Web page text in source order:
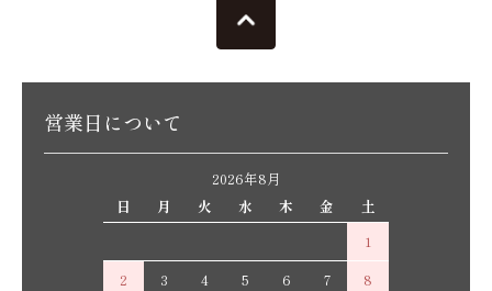
営業日について
2026年8月
日
月 火 水 木 金
土
1
2
3 4 5 6 7
8